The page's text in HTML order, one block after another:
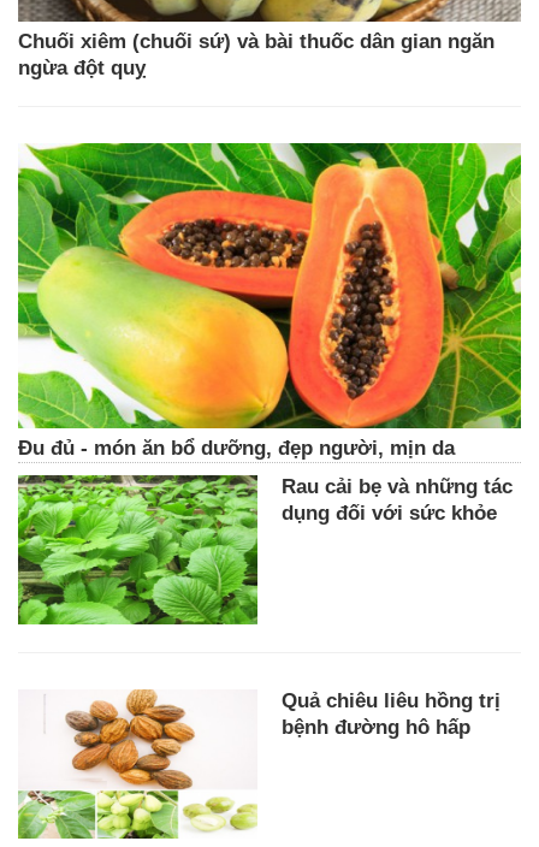
Chuối xiêm (chuối sứ) và bài thuốc dân gian ngăn
ngừa đột quỵ
Đu đủ - món ăn bổ dưỡng, đẹp người, mịn da
Rau cải bẹ và những tác
dụng đối với sức khỏe
Quả chiêu liêu hồng trị
bệnh đường hô hấp